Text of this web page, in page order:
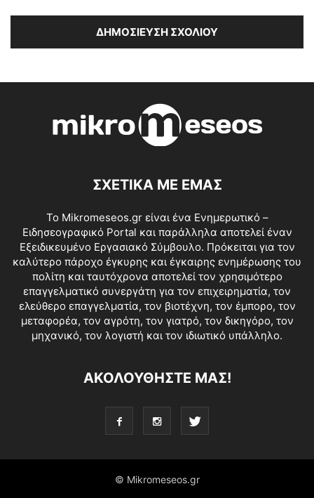
ΣΧΕΤΙΚΑ ΜΕ ΕΜΑΣ
Το Mikromeseos.gr είναι ένα Ενημερωτικό –
Ειδησεογραφικό Portal και παράλληλα αποτελεί έναν
Εξειδικευμένο Εργασιακό Σύμβουλο. Πρόκειται για τον
καλύτερο πάροχο έγκυρης και έγκαιρης ενημέρωσης του
πολίτη και ταυτόχρονα αποτελεί τον χρησιμότερο
επαγγελματικό συνεργάτη για τον επιχειρηματία, τον
ελεύθερο επαγγελματία, τον βιοτέχνη, τον έμπορο, τον
μεταφορέα, τον αγρότη, τον γιατρό, τον δικηγόρο, τον
μηχανικό, τον λογιστή και τον ιδιωτικό υπάλληλο.
ΑΚΟΛΟΥΘΗΣΤΕ ΜΑΣ!
© Mikromeseos.gr